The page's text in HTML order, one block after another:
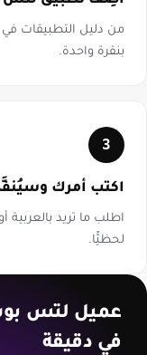
بنقرة واحدة.
3
اكتب أمرك
اطلب ما تريد بالعربية
لحظيًّا.
عميل لتس
في دقيقة